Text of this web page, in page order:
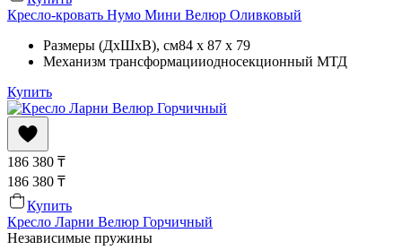
Кресло-кровать Нумо Мини Велюр Оливковый
Размеры (ДхШхВ), см84 x 87 x 79
Механизм трансформацииодносекционный МТД
Купить
186 380 ₸
186 380 ₸
Купить
Кресло Ларни Велюр Горчичный
Независимые пружины